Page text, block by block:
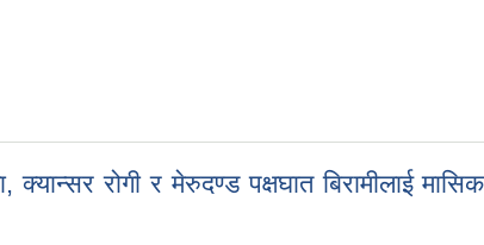
क्यान्सर रोगी र मेरुदण्ड पक्षघात बिरामीलाई